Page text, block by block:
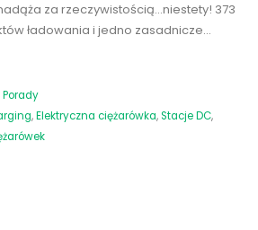
za rzeczywistością...niestety! 373
ładowania i jedno zasadnicze...
Porady
,Elektryczna ciężarówka,Stacje DC,